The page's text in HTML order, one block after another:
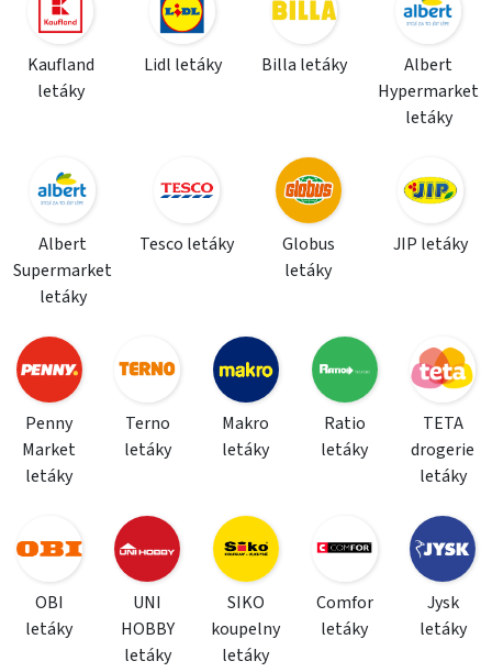
Kaufland
letáky
Lidl letáky Billa letáky
Albert
Hypermarket
letáky
Albert
Supermarket
letáky
Tesco letáky
Globus
letáky
JIP letáky
Penny
Market
letáky
Terno
letáky
Makro
letáky
Ratio
letáky
TETA
drogerie
letáky
OBI
letáky
UNI
HOBBY
letáky
SIKO
koupelny
letáky
Comfor
letáky
Jysk
letáky